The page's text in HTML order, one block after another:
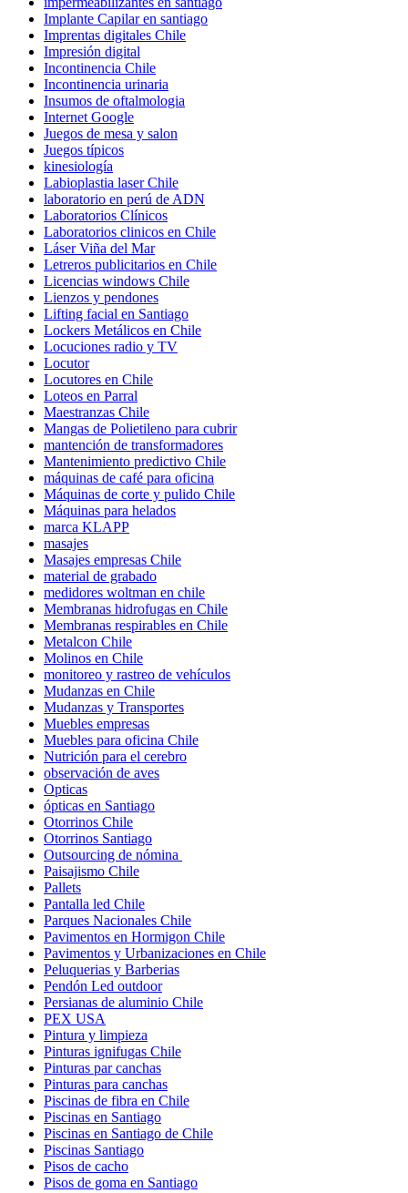
Implante Capilar en santiago
Imprentas digitales Chile
Impresión digital
Incontinencia Chile
Incontinencia urinaria
Insumos de oftalmologia
Internet Google
Juegos de mesa y salon
Juegos típicos
kinesiología
Labioplastia laser Chile
laboratorio en perú de ADN
Laboratorios Clínicos
Laboratorios clinicos en Chile
Láser Viña del Mar
Letreros publicitarios en Chile
Licencias windows Chile
Lienzos y pendones
Lifting facial en Santiago
Lockers Metálicos en Chile
Locuciones radio y TV
Locutor
Locutores en Chile
Loteos en Parral
Maestranzas Chile
Mangas de Polietileno para cubrir
mantención de transformadores
Mantenimiento predictivo Chile
máquinas de café para oficina
Máquinas de corte y pulido Chile
Máquinas para helados
marca KLAPP
masajes
Masajes empresas Chile
material de grabado
medidores woltman en chile
Membranas hidrofugas en Chile
Membranas respirables en Chile
Metalcon Chile
Molinos en Chile
monitoreo y rastreo de vehículos
Mudanzas en Chile
Mudanzas y Transportes
Muebles empresas
Muebles para oficina Chile
Nutrición para el cerebro
observación de aves
Opticas
ópticas en Santiago
Otorrinos Chile
Otorrinos Santiago
Outsourcing de nómina
Paisajismo Chile
Pallets
Pantalla led Chile
Parques Nacionales Chile
Pavimentos en Hormigon Chile
Pavimentos y Urbanizaciones en Chile
Peluquerias y Barberias
Pendón Led outdoor
Persianas de aluminio Chile
PEX USA
Pintura y limpieza
Pinturas ignifugas Chile
Pinturas par canchas
Pinturas para canchas
Piscinas de fibra en Chile
Piscinas en Santiago
Piscinas en Santiago de Chile
Piscinas Santiago
Pisos de cacho
Pisos de goma en Santiago